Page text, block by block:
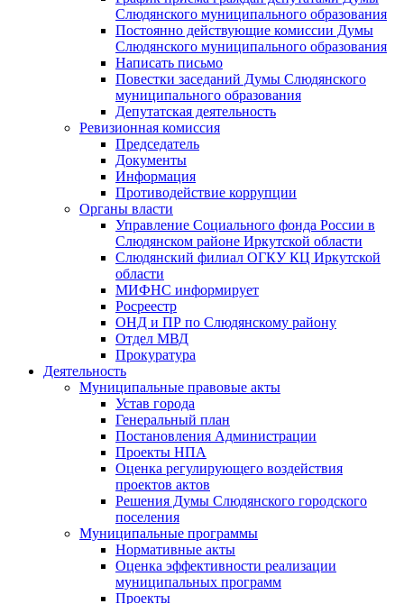
Слюдянского муниципального образования
Постоянно действующие комиссии Думы
Слюдянского муниципального образования
Написать письмо
Повестки заседаний Думы Слюдянского
муниципального образования
Депутатская деятельность
Ревизионная комиссия
Председатель
Документы
Информация
Противодействие коррупции
Органы власти
Управление Социального фонда России в
Слюдянском районе Иркутской области
Слюдянский филиал ОГКУ КЦ Иркутской
области
МИФНС информирует
Росреестр
ОНД и ПР по Слюдянскому району
Отдел МВД
Прокуратура
Деятельность
Муниципальные правовые акты
Устав города
Генеральный план
Постановления Администрации
Проекты НПА
Оценка регулирующего воздействия
проектов актов
Решения Думы Слюдянского городского
поселения
Муниципальные программы
Нормативные акты
Оценка эффективности реализации
муниципальных программ
Проекты